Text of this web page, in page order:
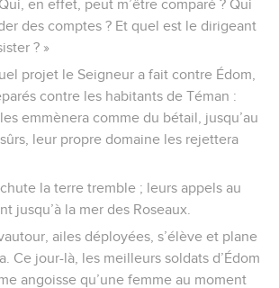
en effet, peut m’être comparé ? Qui
des comptes ? Et quel est le dirigeant
? »
projet le Seigneur a fait contre Édom,
contre les habitants de Téman :
emmènera comme du bétail, jusqu’au
leur propre domaine les rejettera
la terre tremble ; leurs appels au
jusqu’à la mer des Roseaux.
ailes déployées, s’élève et plane
Ce jour-là, les meilleurs soldats d’Édom
angoisse qu’une femme au moment